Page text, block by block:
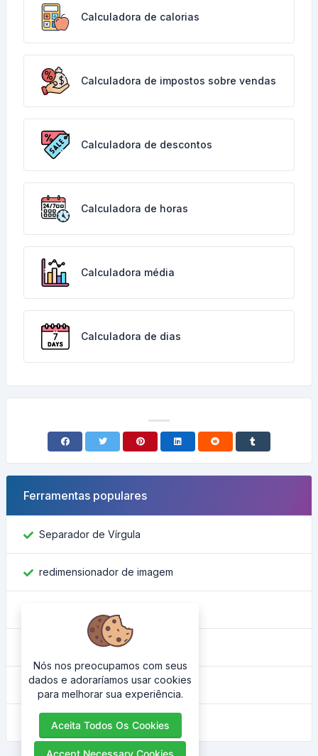
Calculadora de calorias
Calculadora de impostos sobre vendas
Calculadora de descontos
Calculadora de horas
Calculadora média
Calculadora de dias
Ferramentas populares
Separador de Vírgula
redimensionador de imagem
Conversor de Cor
Qual é o meu IP
Embelezador HTML
Nós nos preocupamos com seus
dados e adoraríamos usar cookies
para melhorar sua experiência.
Aceita Todos Os Cookies
Accept Necessary Cookies